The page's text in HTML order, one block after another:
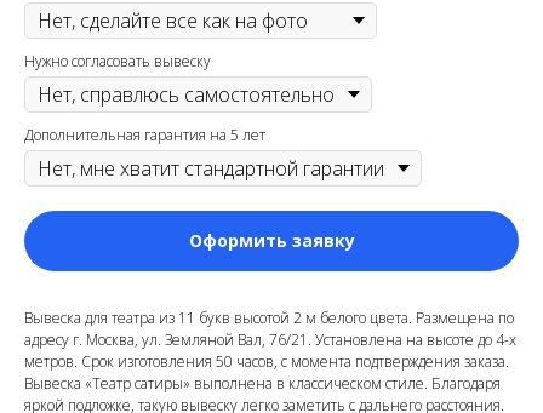
Нужно согласовать вывеску
Дополнительная гарантия на 5 лет
Оформить заявку
Вывеска для театра из 11 букв высотой 2 м белого цвета. Размещена по
адресу г. Москва, ул. Земляной Вал, 76/21. Установлена на высоте до 4-х
метров. Срок изготовления 50 часов, с момента подтверждения заказа.
Вывеска «Театр сатиры» выполнена в классическом стиле. Благодаря
яркой подложке, такую вывеску легко заметить с дальнего расстояния.